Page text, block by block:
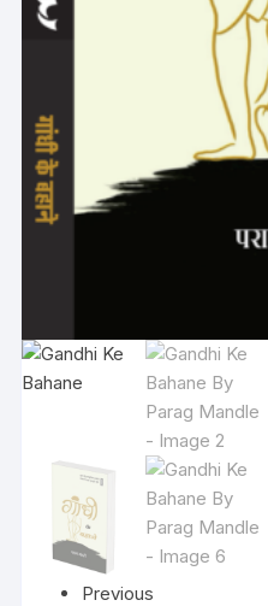
Previous